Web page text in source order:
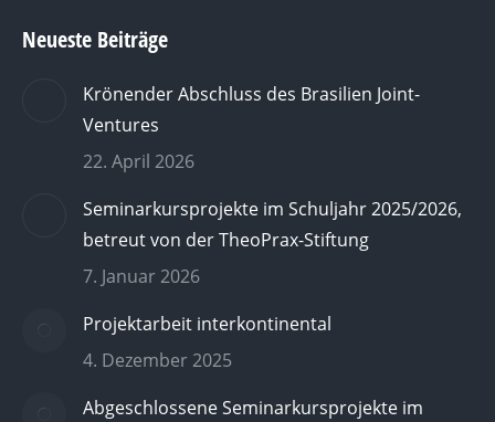
Neueste Beiträge
Krönender Abschluss des Brasilien Joint-
Ventures
22. April 2026
Seminarkursprojekte im Schuljahr 2025/2026,
betreut von der TheoPrax-Stiftung
7. Januar 2026
Projektarbeit interkontinental
4. Dezember 2025
Abgeschlossene Seminarkursprojekte im